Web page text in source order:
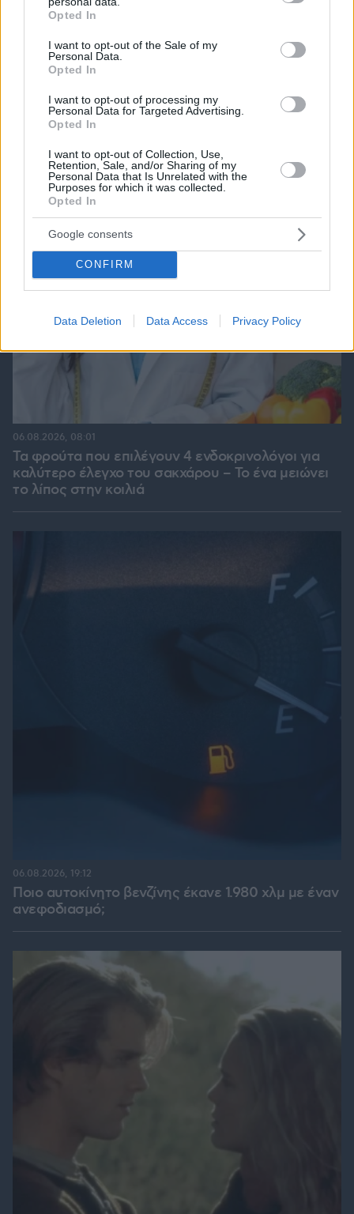
grant or deny consent to Google and its third-party tags to
use your data for below specified purposes in below Google
consent section.
Opted In
I want to opt-out of the Sale of my
Personal Data.
Opted In
I want to opt-out of processing my
Personal Data for Targeted Advertising.
Opted In
I want to opt-out of Collection, Use,
Retention, Sale, and/or Sharing of my
Personal Data that Is Unrelated with the
Purposes for which it was collected.
Opted In
Google consents
CONFIRM
Data Deletion Data Access Privacy Policy
ΔΕΙΤΕ ΟΛΑ ΤΑ GAMES
Best of Network
Τα φρούτα που επιλέγουν 4 ενδοκρινολόγοι για
καλύτερο έλεγχο του σακχάρου – Το ένα μειώνει
το λίπος στην κοιλιά
06.08.2026, 08:01
Ποιο αυτοκίνητο βενζίνης έκανε 1.980 χλμ με έναν
ανεφοδιασμό;
06.08.2026, 19:12